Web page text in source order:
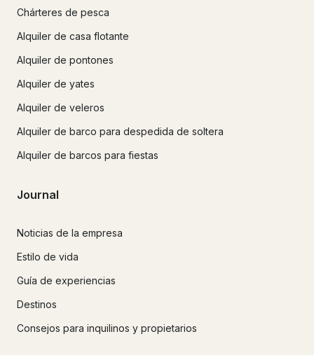
Chárteres de pesca
Alquiler de casa flotante
Alquiler de pontones
Alquiler de yates
Alquiler de veleros
Alquiler de barco para despedida de soltera
Alquiler de barcos para fiestas
Journal
Noticias de la empresa
Estilo de vida
Guía de experiencias
Destinos
Consejos para inquilinos y propietarios